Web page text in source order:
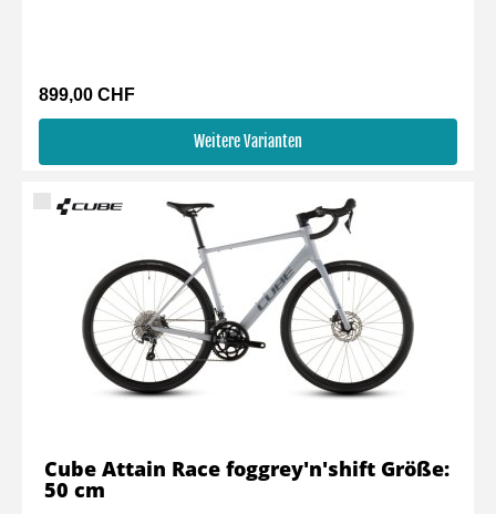
899,00 CHF
Weitere Varianten
Cube Attain Race foggrey'n'shift Größe:
50 cm